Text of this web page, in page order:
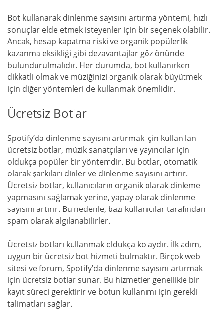
Bot kullanarak dinlenme sayısını artırma yöntemi, hızlı
sonuçlar elde etmek isteyenler için bir seçenek olabilir.
Ancak, hesap kapatma riski ve organik popülerlik
kazanma eksikliği gibi dezavantajlar göz önünde
bulundurulmalıdır. Her durumda, bot kullanırken
dikkatli olmak ve müziğinizi organik olarak büyütmek
için diğer yöntemleri de kullanmak önemlidir.
Ücretsiz Botlar
Spotify’da dinlenme sayısını artırmak için kullanılan
ücretsiz botlar, müzik sanatçıları ve yayıncılar için
oldukça popüler bir yöntemdir. Bu botlar, otomatik
olarak şarkıları dinler ve dinlenme sayısını artırır.
Ücretsiz botlar, kullanıcıların organik olarak dinleme
yapmasını sağlamak yerine, yapay olarak dinlenme
sayısını artırır. Bu nedenle, bazı kullanıcılar tarafından
spam olarak algılanabilirler.
Ücretsiz botları kullanmak oldukça kolaydır. İlk adım,
uygun bir ücretsiz bot hizmeti bulmaktır. Birçok web
sitesi ve forum, Spotify’da dinlenme sayısını artırmak
için ücretsiz botlar sunar. Bu hizmetler genellikle bir
kayıt süreci gerektirir ve botun kullanımı için gerekli
talimatları sağlar.